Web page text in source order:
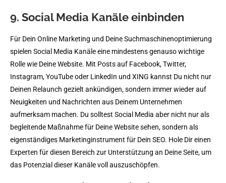
9. Social Media Kanäle einbinden
Für Dein Online Marketing und Deine Suchmaschinenoptimierung
spielen Social Media Kanäle eine mindestens genauso wichtige
Rolle wie Deine Website. Mit Posts auf Facebook, Twitter,
Instagram, YouTube oder LinkedIn und XING kannst Du nicht nur
Deinen Relaunch gezielt ankündigen, sondern immer wieder auf
Neuigkeiten und Nachrichten aus Deinem Unternehmen
aufmerksam machen. Du solltest Social Media aber nicht nur als
begleitende Maßnahme für Deine Website sehen, sondern als
eigenständiges Marketinginstrument für Dein SEO. Hole Dir einen
Experten für diesen Bereich zur Unterstützung an Deine Seite, um
das Potenzial dieser Kanäle voll auszuschöpfen.